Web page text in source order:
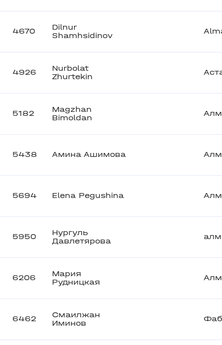
4670
Dilnur
Shamhsidinov
4926
Nurbolat
Zhurtekin
5182
Magzhan
Bimoldan
5438 Амина Ашимова
5694 Elena Pegushina
5950
Нургуль
Давлетярова
6206
Мария
Рудницкая
6462
Смаилжан
Иминов